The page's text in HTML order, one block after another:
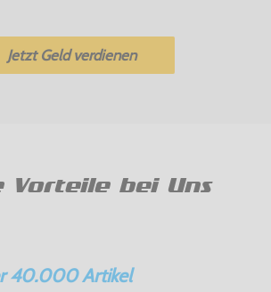
Jetzt Geld verdienen
Vorteile bei Uns
40.000 Artikel